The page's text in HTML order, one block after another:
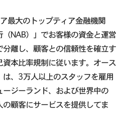
最大のトップティア金融機関
（NAB）」でお客様の資金と運営
離し、顧客との信頼性を確立す
本比率規制に従います。オース
は、3万人以上のスタッフを雇用
ージーランド、および世界中の
顧客にサービスを提供してま